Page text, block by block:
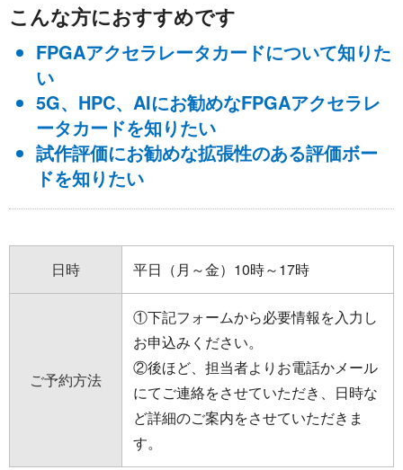
こんな方におすすめです
FPGAアクセラレータカードについて知りた
い
5G、HPC、AIにお勧めなFPGAアクセラレ
ータカードを知りたい
試作評価にお勧めな拡張性のある評価ボー
ドを知りたい
日時 平日（月～金）10時～17時
ご予約方法
①下記フォームから必要情報を入力し
お申込みください。
②後ほど、担当者よりお電話かメール
にてご連絡をさせていただき、日時な
ど詳細のご案内をさせていただきま
す。